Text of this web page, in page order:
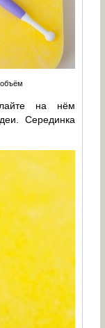
на нём
Серединка